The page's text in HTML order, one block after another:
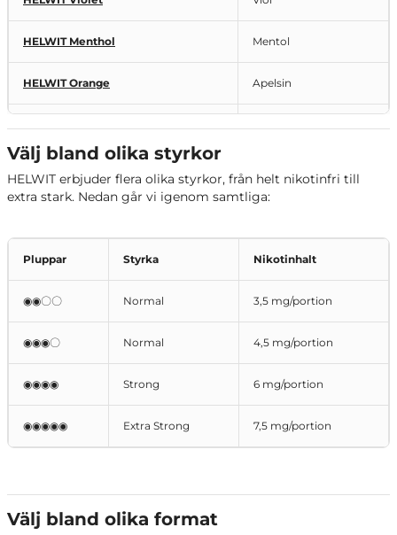
HELWIT Menthol Mentol
HELWIT Orange Apelsin
HELWIT Mocha
HELWIT Cherry Körsbär
HELWIT Salmiak Salmiak och lakrits
HELWIT Raspberry Liquorice Hallon och lakrits
HELWIT Strawberry Jordgubb
HELWIT Watermelon Vattenmelon
HELWIT Matcha Matcha, grönt te
HELWIT Apelsin Limited Edition
Välj bland olika styrkor
HELWIT erbjuder flera olika styrkor, från helt nikotinfri till
extra stark. Nedan går vi igenom samtliga:
Pluppar Styrka Nikotinhalt
◉◉〇〇 Normal 3,5 mg/portion
◉◉◉〇 Normal 4,5 mg/portion
◉◉◉◉ Strong 6 mg/portion
◉◉◉◉◉ Extra Strong 7,5 mg/portion
Välj bland olika format